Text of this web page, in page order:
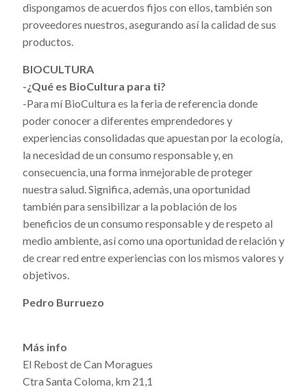
dispongamos de acuerdos fijos con ellos, también son
proveedores nuestros, asegurando así la calidad de sus
productos.
BIOCULTURA
-¿Qué es BioCultura para ti?
-Para mí BioCultura es la feria de referencia donde
poder conocer a diferentes emprendedores y
experiencias consolidadas que apuestan por la ecología,
la necesidad de un consumo responsable y, en
consecuencia, una forma inmejorable de proteger
nuestra salud. Significa, además, una oportunidad
también para sensibilizar a la población de los
beneficios de un consumo responsable y de respeto al
medio ambiente, así como una oportunidad de relación y
de crear red entre experiencias con los mismos valores y
objetivos.
Pedro Burruezo
Más info
El Rebost de Can Moragues
Ctra Santa Coloma, km 21,1